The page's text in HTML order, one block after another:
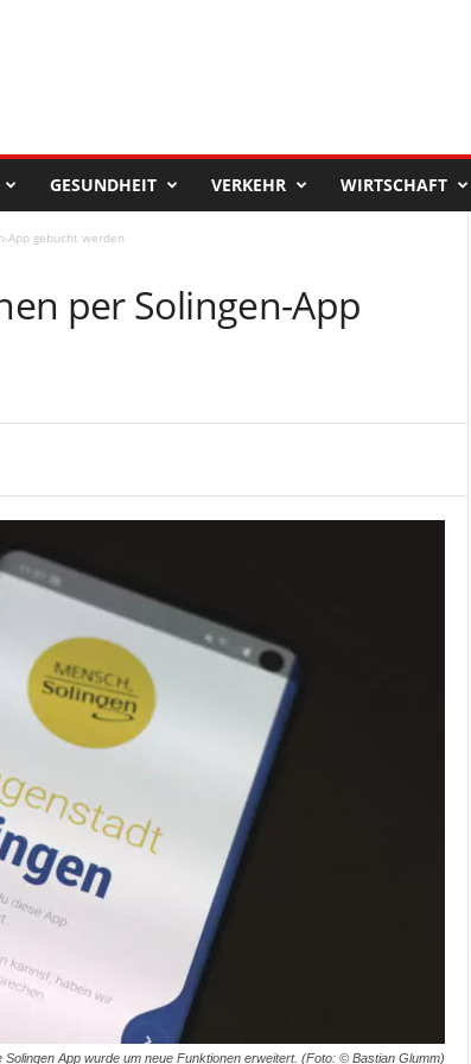
GESUNDHEIT VERKEHR WIRTSCHAFT
App gebucht werden
per Solingen-App
Solingen App wurde um neue Funktionen erweitert. (Foto: © Bastian Glumm)